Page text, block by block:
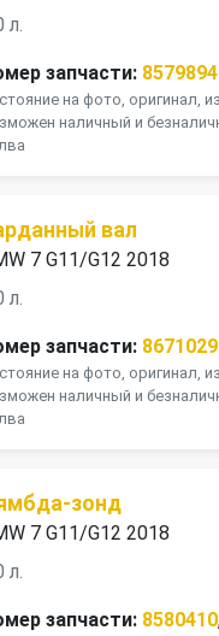
л.
запчасти: 8579894
на фото, оригинал,
наличный и
вал
7 G11/G12 2018
л.
запчасти: 8671029
на фото, оригинал,
наличный и
зонд
7 G11/G12 2018
л.
запчасти: 8580410